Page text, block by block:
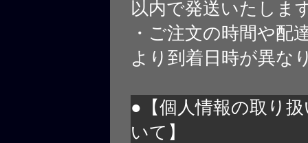
以内で発送いたしま
・ご注文の時間や配
より到着日時が異な
●【個人情報の取り
いて】